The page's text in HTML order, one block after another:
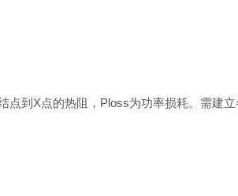
到X点的热阻，Ploss为功率损耗。需建